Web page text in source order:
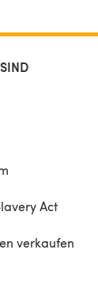
Act
verkaufen